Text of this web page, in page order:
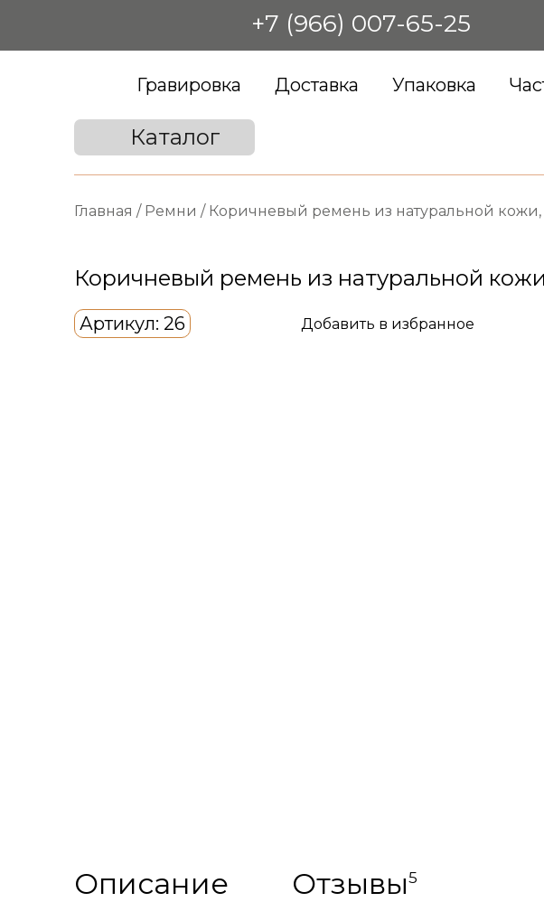
+7 (966) 007-65-25
Гравировка Доставка Упаковка
Каталог
Главная / Ремни / Коричневый ремень из натуральной
Коричневый ремень из натуральной
Артикул: 26 Добавить в избранное
Описание Отзывы5